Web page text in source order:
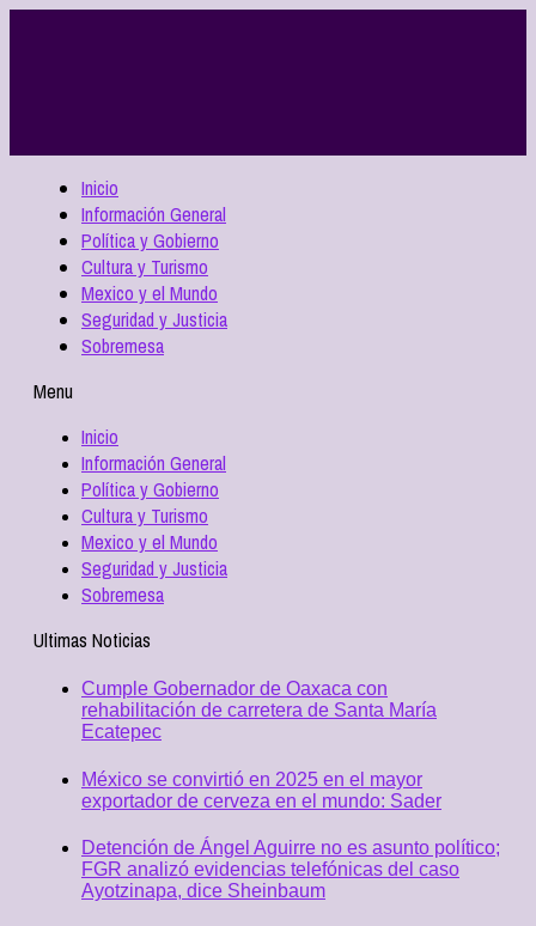
Inicio
Información General
Política y Gobierno
Cultura y Turismo
Mexico y el Mundo
Seguridad y Justicia
Sobremesa
Menu
Inicio
Información General
Política y Gobierno
Cultura y Turismo
Mexico y el Mundo
Seguridad y Justicia
Sobremesa
Ultimas Noticias
Cumple Gobernador de Oaxaca con
rehabilitación de carretera de Santa María
Ecatepec
México se convirtió en 2025 en el mayor
exportador de cerveza en el mundo: Sader
Detención de Ángel Aguirre no es asunto político;
FGR analizó evidencias telefónicas del caso
Ayotzinapa, dice Sheinbaum